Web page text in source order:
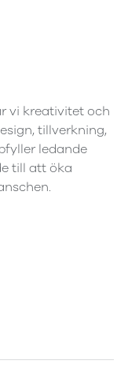
vi kreativitet och
tillverkning,
ledande
till att öka